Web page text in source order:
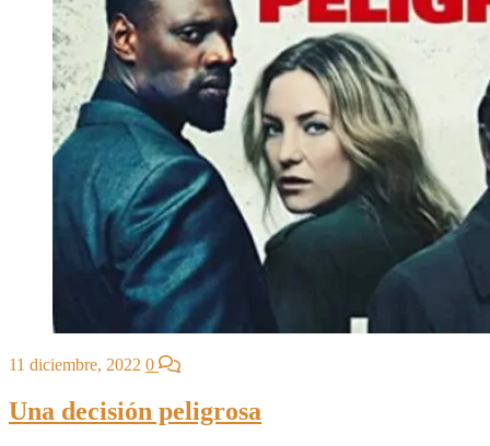
11 diciembre, 2022 0
Una decisión peligrosa